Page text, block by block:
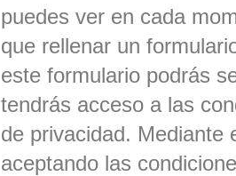
puedes ver en cada
que rellenar un
este formulario podrás
tendrás acceso a las
de privacidad. Mediante
aceptando las